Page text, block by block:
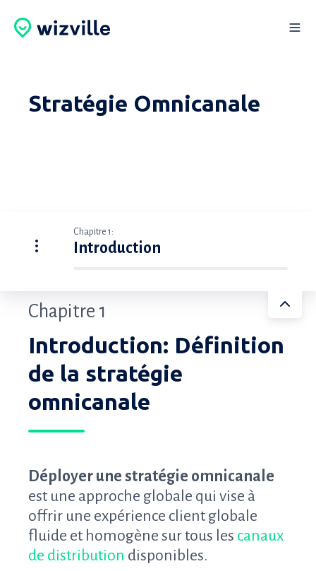
Stratégie Omnicanale
Chapitre 1:
Introduction
Chapitre 1
Introduction: Définition
de la stratégie
omnicanale
Déployer une stratégie omnicanale
est une approche globale qui vise à
offrir une expérience client globale
fluide et homogène sur tous les canaux
de distribution disponibles.